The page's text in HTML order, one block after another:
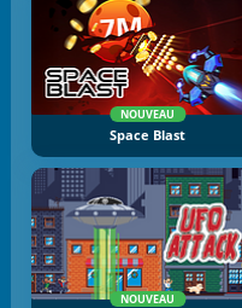
NOUVEAU
Space Blast
NOUVEAU